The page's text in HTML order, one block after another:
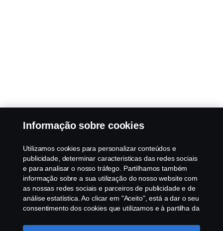
Informação sobre cookies
Utilizamos cookies para personalizar conteúdos e
publicidade, determinar caracteristicas das redes sociais
e para analisar o nosso tráfego. Partilhamos também
informação sobre a sua utilização do nosso website com
as nossas redes sociais e parceiros de publicidade e de
análise estatística. Ao clicar em "Aceito", está a dar o seu
consentimento dos cookies que utilizamos e à partilha da
utilizamos os cookies, visite a nossa secção de cookies,